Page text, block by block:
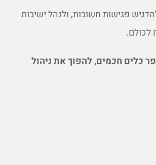
פגישות חשובות, ולנהל ישיבות
לכולם.
כלים חכמים, להפוך את ניהול